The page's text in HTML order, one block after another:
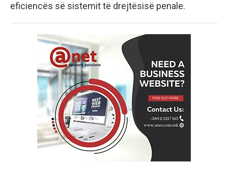
eficiencës së sistemit të drejtësisë penale.